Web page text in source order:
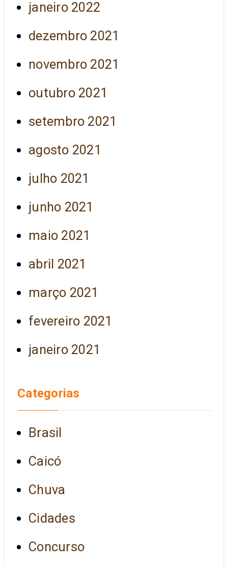
janeiro 2022
dezembro 2021
novembro 2021
outubro 2021
setembro 2021
agosto 2021
julho 2021
junho 2021
maio 2021
abril 2021
março 2021
fevereiro 2021
janeiro 2021
Categorias
Brasil
Caicó
Chuva
Cidades
Concurso